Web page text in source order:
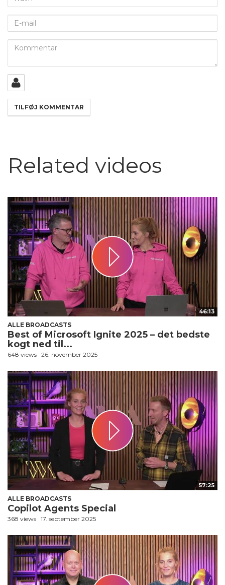
mail
Kommentar
Related videos
46:13
ALLE BROADCASTS
Best of Microsoft Ignite 2025 – det bedste
kogt ned til...
648 views 26. november 2025
57:25
ALLE BROADCASTS
Copilot Agents Special
368 views 17. september 2025